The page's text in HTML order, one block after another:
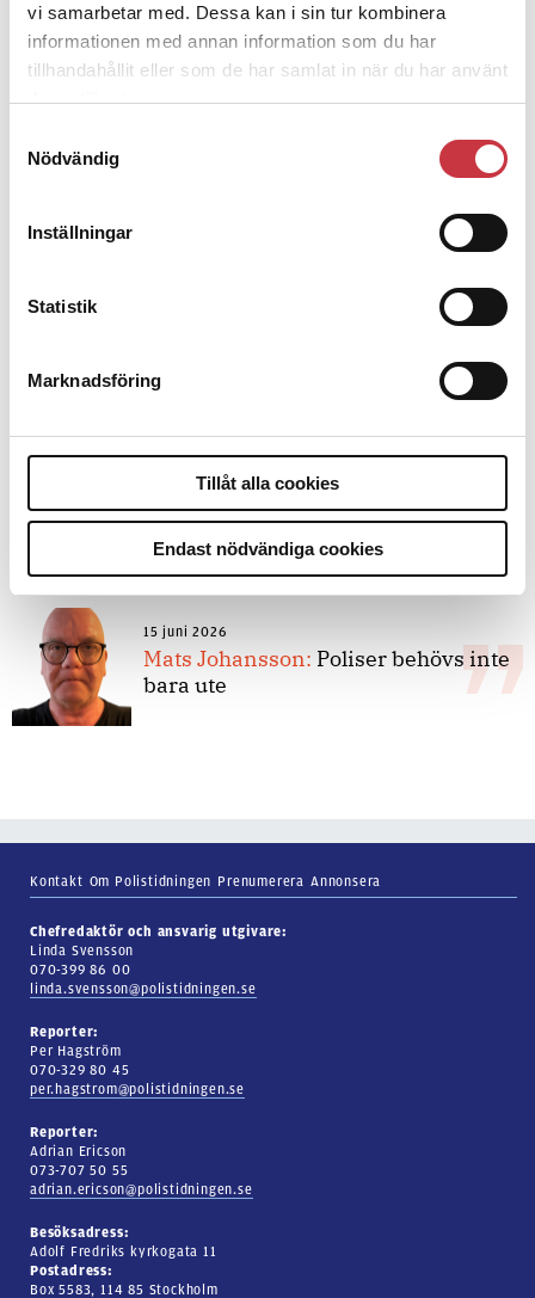
vi samarbetar med. Dessa kan i sin tur kombinera
informationen med annan information som du har
tillhandahållit eller som de har samlat in när du har använt
deras tjänster.
Nödvändig
Inställningar
Statistik
Marknadsföring
Tillåt alla cookies
Endast nödvändiga cookies
Replik:
Det är inte evidenskrav som
7 juli 2026
Debatt:Med för höga krav på evidens
kan polisen inte göra något alls
15 juni 2026
Mats Johansson: Poliser behövs inte
bara ute
Kontakt Om Polistidningen Prenumerera Annonsera
Chefredaktör och ansvarig utgivare:
Linda Svensson
070-399 86 00
linda.svensson@polistidningen.se
Reporter:
Per Hagström
070-329 80 45
per.hagstrom@polistidningen.se
Reporter:
Adrian Ericson
073-707 50 55
adrian.ericson@polistidningen.se
Besöksadress:
Adolf Fredriks kyrkogata 11
Postadress:
Box 5583, 114 85 Stockholm